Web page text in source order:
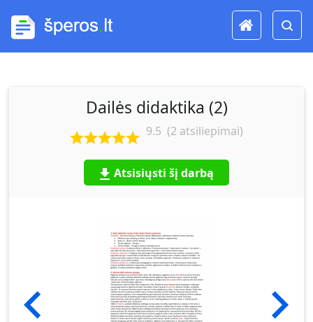
Dailės didaktika (2)
9.5 (2 atsiliepimai)
Atsisiųsti šį darbą